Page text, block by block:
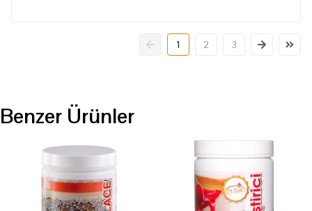
1 2 3
Benzer Ürünler